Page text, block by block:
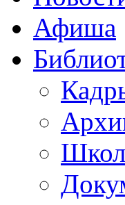
Афиша